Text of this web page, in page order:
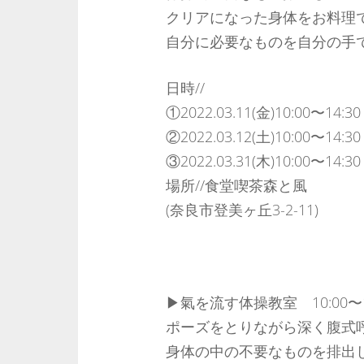
クリアになった身体をお料理
自分に必要なものを自分の手
日時//
①2022.03.11(金)10:00〜14:30
②2022.03.12(土)10:00〜14:30
③2022.03.31(木)10:00〜14:30
場所//食堂喫茶森と風
(奈良市登美ヶ丘3-2-11)
▶︎氣を流す体操教室 10:00〜
ポーズをとりながら深く腹式
身体の中の不要なものを排出